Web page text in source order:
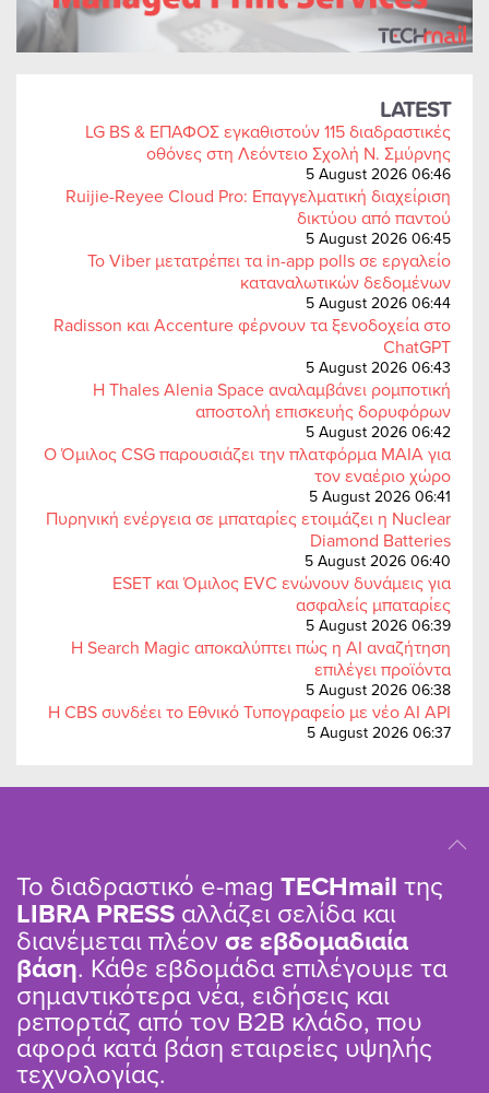
LATEST
LG BS & ΕΠΑΦΟΣ εγκαθιστούν 115 διαδραστικές
οθόνες στη Λεόντειο Σχολή Ν. Σμύρνης
5 August 2026 06:46
Ruijie-Reyee Cloud Pro: Επαγγελματική διαχείριση
δικτύου από παντού
5 August 2026 06:45
Το Viber μετατρέπει τα in-app polls σε εργαλείο
καταναλωτικών δεδομένων
5 August 2026 06:44
Radisson και Accenture φέρνουν τα ξενοδοχεία στο
ChatGPT
5 August 2026 06:43
Η Thales Alenia Space αναλαμβάνει ρομποτική
αποστολή επισκευής δορυφόρων
5 August 2026 06:42
Ο Όμιλος CSG παρουσιάζει την πλατφόρμα MAIA για
τον εναέριο χώρο
5 August 2026 06:41
Πυρηνική ενέργεια σε μπαταρίες ετοιμάζει η Nuclear
Diamond Batteries
5 August 2026 06:40
ESET και Όμιλος EVC ενώνουν δυνάμεις για
ασφαλείς μπαταρίες
5 August 2026 06:39
Η Search Magic αποκαλύπτει πώς η AI αναζήτηση
επιλέγει προϊόντα
5 August 2026 06:38
Η CBS συνδέει το Εθνικό Τυπογραφείο με νέο AI API
5 August 2026 06:37
Το διαδραστικό e-mag TΕCHmail της
LIBRA PRESS αλλάζει σελίδα και
διανέμεται πλέον σε εβδομαδιαία
βάση. Κάθε εβδομάδα επιλέγουμε τα
σημαντικότερα νέα, ειδήσεις και
ρεπορτάζ από τον B2B κλάδο, που
αφορά κατά βάση εταιρείες υψηλής
τεχνολογίας.